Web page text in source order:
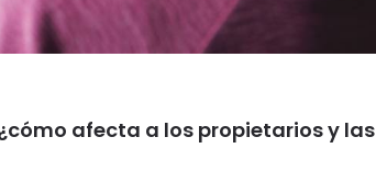
afecta a los propietarios y las